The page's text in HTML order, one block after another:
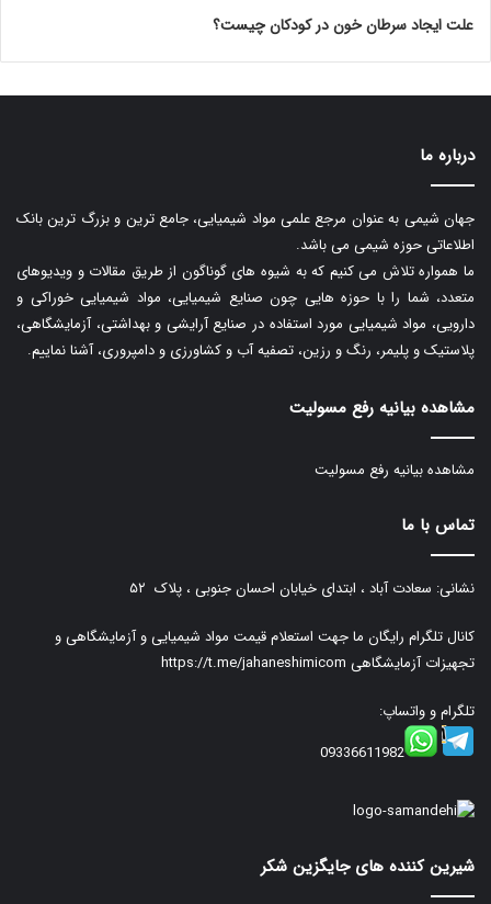
علت ایجاد سرطان خون در کودکان چیست؟
درباره ما
جهان شیمی به عنوان مرجع علمی مواد شیمیایی، جامع ترین و بزرگ ترین بانک
اطلاعاتی حوزه شیمی می باشد.
ما همواره تلاش می کنیم که به شیوه های گوناگون از طریق مقالات و ویدیوهای
متعدد، شما را با حوزه هایی چون صنایع شیمیایی، مواد شیمیایی خوراکی و
دارویی، مواد شیمیایی مورد استفاده در صنایع آرایشی و بهداشتی، آزمایشگاهی،
پلاستیک و پلیمر، رنگ و رزین، تصفیه آب و کشاورزی و دامپروری، آشنا نماییم.
مشاهده بیانیه رفع مسولیت
مشاهده بیانیه رفع مسولیت
تماس با ما
نشانی: سعادت آباد ، ابتدای خیابان احسان جنوبی ، پلاک ۵۲
کانال تلگرام رایگان ما جهت استعلام قیمت مواد شیمیایی و آزمایشگاهی و
تجهیزات آزمایشگاهی https://t.me/jahaneshimicom
تلگرام و واتساپ:
09336611982
شیرین کننده های جایگزین شکر